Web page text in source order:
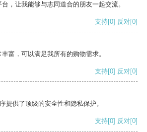
，让我能够与志同道合的朋友一起交流。
支持[0] 反对[0]
富，可以满足我所有的购物需求。
支持[0] 反对[0]
提供了顶级的安全性和隐私保护。
支持[0] 反对[0]